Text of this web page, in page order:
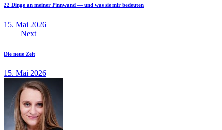
22 Dinge an meiner Pinnwand — und was sie mir bedeuten
15. Mai 2026
Next
Die neue Zeit
15. Mai 2026